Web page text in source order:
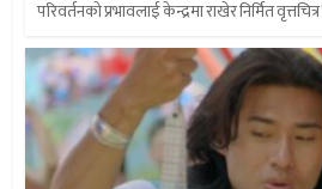
परिवर्तनको प्रभावलाई केन्द्रमा राखेर निर्मित